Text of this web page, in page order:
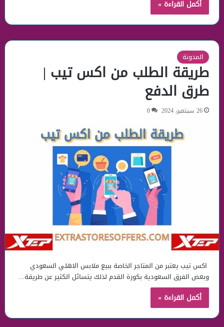
أكمل القراءة »
المدونة
طريقة الطلب من اكس تيب |
طرق الدفع
26 سبتمبر، 2024 0
اكس تيب يعتبر من المتاجر الخاصة ببيع ملابس الاهلي السعودي
وبعض الفرق السعودية بكورة القدم لذلك يتسائل الكثير عن طريقة…
أكمل القراءة »